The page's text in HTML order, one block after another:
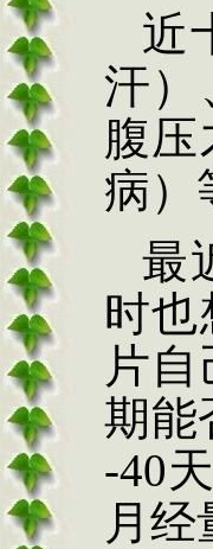
近
汗）
腹
病）
最
时也
片
期能
-40
月经